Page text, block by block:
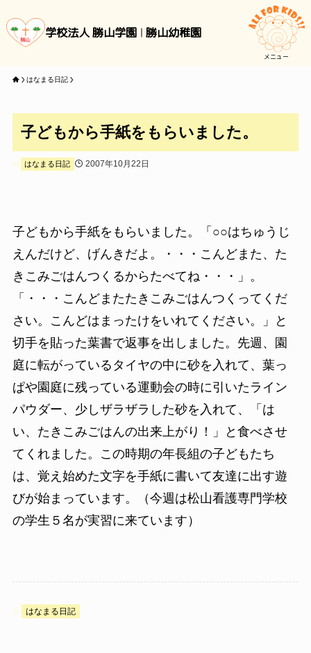
学校法人 勝山学園 勝山幼稚園
メニュー
はなまる日記
子どもから手紙をもらいました。
はなまる日記 2007年10月22日
子どもから手紙をもらいました。「○○はちゅうじ
えんだけど、げんきだよ。・・・こんどまた、た
きこみごはんつくるからたべてね・・・」。
「・・・こんどまたたきこみごはんつくってくだ
さい。こんどはまったけをいれてください。」と
切手を貼った葉書で返事を出しました。先週、園
庭に転がっているタイヤの中に砂を入れて、葉っ
ぱや園庭に残っている運動会の時に引いたライン
パウダー、少しザラザラした砂を入れて、「は
い、たきこみごはんの出来上がり！」と食べさせ
てくれました。この時期の年長組の子どもたち
は、覚え始めた文字を手紙に書いて友達に出す遊
びが始まっています。（今週は松山看護専門学校
の学生５名が実習に来ています）
はなまる日記